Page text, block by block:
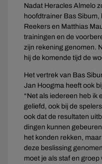
Nadat Heracles Almelo
hoofdtrainer Bas
Reekers en Matthias
trainingen en de
zijn rekening genomen.
hij de komende tijd de
Het vertrek van Bas
Jan Hoogma heeft ook
“Net als iedereen heb ik
geliefd, ook bij de
ook dat de resultaten
dingen kunnen
het konden rekken,
deze beslissing
moet je als staf en groep